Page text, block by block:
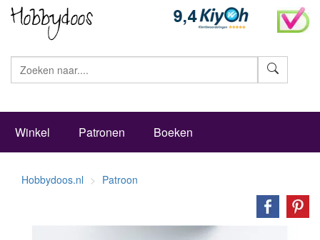
Winkel Patronen Boeken
Hobbydoos.nl Patroon